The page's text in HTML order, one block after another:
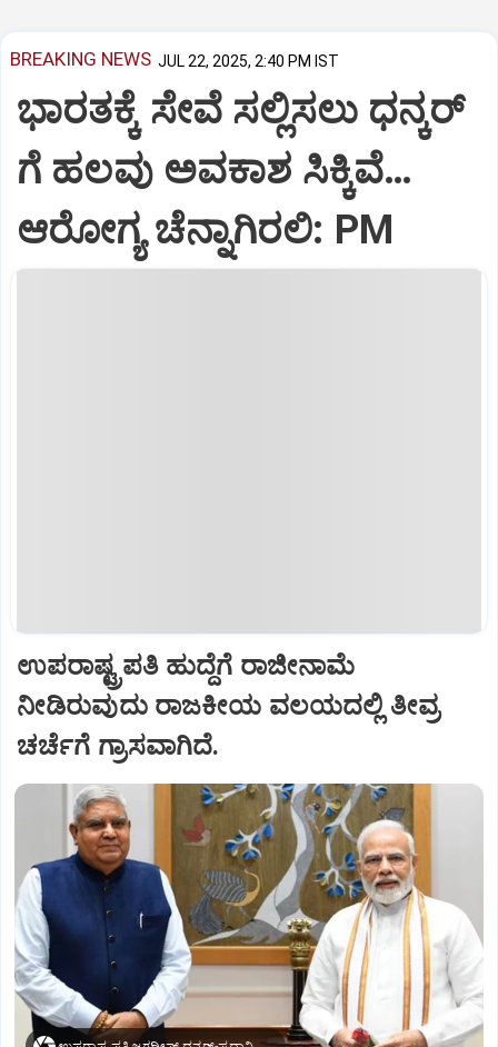
BREAKING NEWS JUL 22, 2025, 2:40 PM IST
ಭಾರತಕ್ಕೆ ಸೇವೆ ಸಲ್ಲಿಸಲು ಧನ್ಕರ್‌
ಗೆ ಹಲವು ಅವಕಾಶ ಸಿಕ್ಕಿವೆ…
ಆರೋಗ್ಯ ಚೆನ್ನಾಗಿರಲಿ: PM
ಉಪರಾಷ್ಟ್ರಪತಿ ಹುದ್ದೆಗೆ ರಾಜೀನಾಮೆ
ನೀಡಿರುವುದು ರಾಜಕೀಯ ವಲಯದಲ್ಲಿ ತೀವ್ರ
ಚರ್ಚೆಗೆ ಗ್ರಾಸವಾಗಿದೆ.